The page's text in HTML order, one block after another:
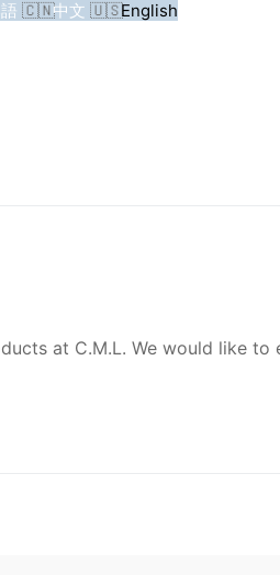
English
中文
at C.M.L. We would like